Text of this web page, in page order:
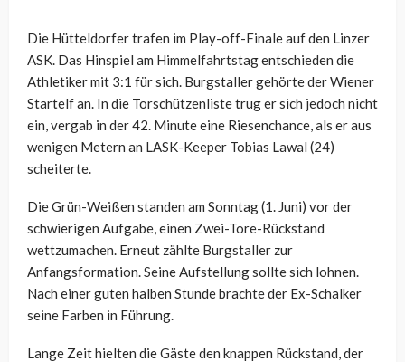
Die Hütteldorfer trafen im Play-off-Finale auf den Linzer
ASK. Das Hinspiel am Himmelfahrtstag entschieden die
Athletiker mit 3:1 für sich. Burgstaller gehörte der Wiener
Startelf an. In die Torschützenliste trug er sich jedoch nicht
ein, vergab in der 42. Minute eine Riesenchance, als er aus
wenigen Metern an LASK-Keeper Tobias Lawal (24)
scheiterte.
Die Grün-Weißen standen am Sonntag (1. Juni) vor der
schwierigen Aufgabe, einen Zwei-Tore-Rückstand
wettzumachen. Erneut zählte Burgstaller zur
Anfangsformation. Seine Aufstellung sollte sich lohnen.
Nach einer guten halben Stunde brachte der Ex-Schalker
seine Farben in Führung.
Lange Zeit hielten die Gäste den knappen Rückstand, der